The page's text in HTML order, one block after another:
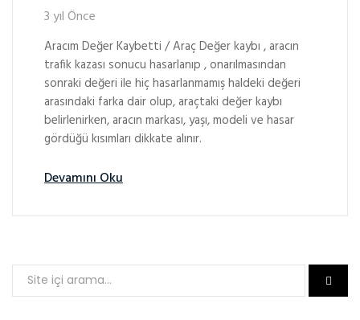
3 yıl Önce
Aracım Değer Kaybetti / Araç Değer kaybı , aracın
trafik kazası sonucu hasarlanıp , onarılmasından
sonraki değeri ile hiç hasarlanmamış haldeki değeri
arasındaki farka dair olup, araçtaki değer kaybı
belirlenirken, aracın markası, yaşı, modeli ve hasar
gördüğü kısımları dikkate alınır.
Devamını Oku